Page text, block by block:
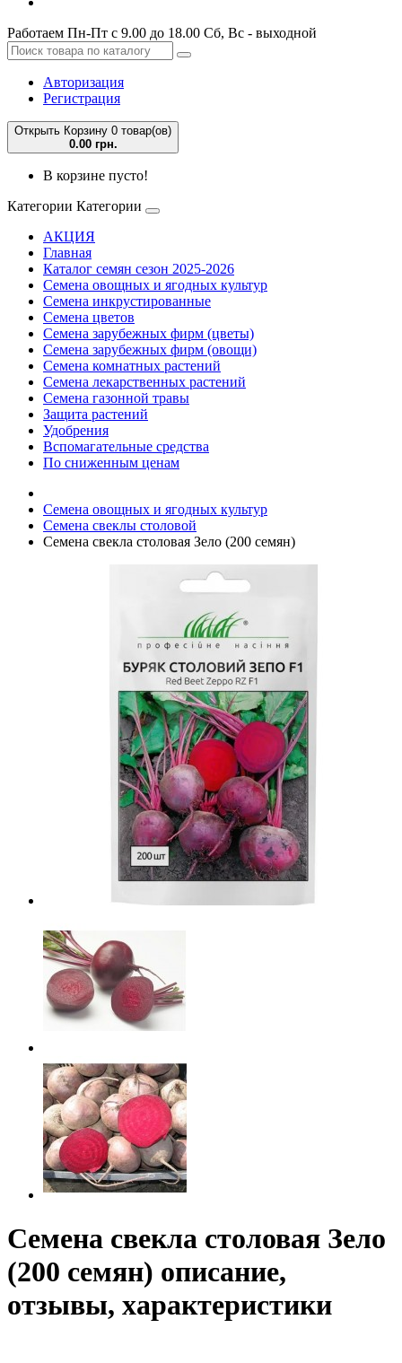
Работаем Пн-Пт с 9.00 до 18.00 Сб, Вс - выходной
Авторизация
Регистрация
Открыть Корзину 0 товар(ов)
0.00 грн.
В корзине пусто!
Категории Категории
АКЦИЯ
Главная
Каталог семян сезон 2025-2026
Семена овощных и ягодных культур
Семена инкрустированные
Семена цветов
Семена зарубежных фирм (цветы)
Семена зарубежных фирм (овощи)
Семена комнатных растений
Семена лекарственных растений
Семена газонной травы
Защита растений
Удобрения
Вспомагательные средства
По сниженным ценам
Семена овощных и ягодных культур
Семена свеклы столовой
Семена свекла столовая Зело (200 семян)
Семена свекла столовая Зело
(200 семян) описание,
отзывы, характеристики